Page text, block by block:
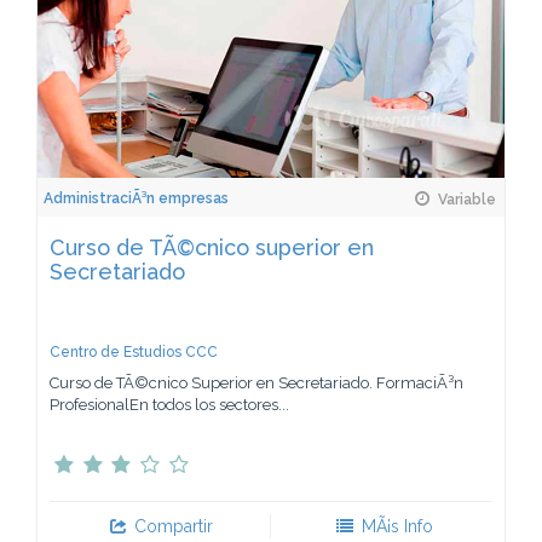
AdministraciÃ³n empresas Variable
Curso de TÃ©cnico superior en
Secretariado
Centro de Estudios CCC
Curso de TÃ©cnico Superior en Secretariado. FormaciÃ³n
ProfesionalEn todos los sectores...
Compartir MÃ¡s Info